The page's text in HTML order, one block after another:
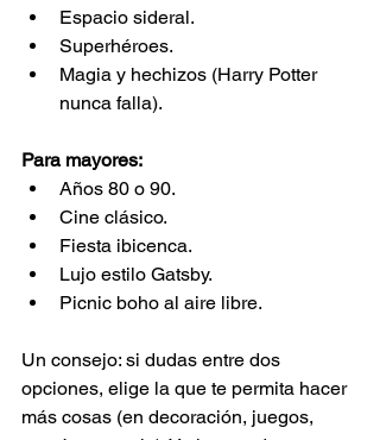
Espacio sideral.
Superhéroes.
Magia y hechizos (Harry Potter
nunca falla).
Para mayores:
Años 80 o 90.
Cine clásico.
Fiesta ibicenca.
Lujo estilo Gatsby.
Picnic boho al aire libre.
Un consejo: si dudas entre dos
opciones, elige la que te permita hacer
más cosas (en decoración, juegos,